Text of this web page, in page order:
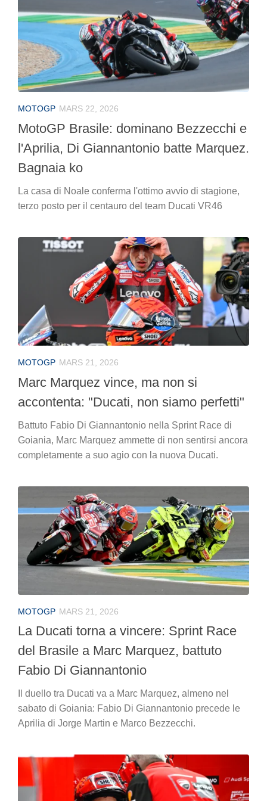
MOTOGP MARS 22, 2026
MotoGP Brasile: dominano Bezzecchi e
l'Aprilia, Di Giannantonio batte Marquez.
Bagnaia ko
La casa di Noale conferma l'ottimo avvio di stagione,
terzo posto per il centauro del team Ducati VR46
MOTOGP MARS 21, 2026
Marc Marquez vince, ma non si
accontenta: "Ducati, non siamo perfetti"
Battuto Fabio Di Giannantonio nella Sprint Race di
Goiania, Marc Marquez ammette di non sentirsi ancora
completamente a suo agio con la nuova Ducati.
MOTOGP MARS 21, 2026
La Ducati torna a vincere: Sprint Race
del Brasile a Marc Marquez, battuto
Fabio Di Giannantonio
Il duello tra Ducati va a Marc Marquez, almeno nel
sabato di Goiania: Fabio Di Giannantonio precede le
Aprilia di Jorge Martin e Marco Bezzecchi.